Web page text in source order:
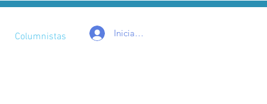
Columnistas Iniciar sesión